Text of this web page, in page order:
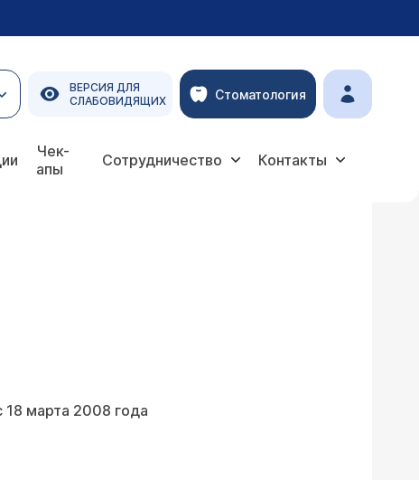
ВЕРСИЯ ДЛЯ
СЛАБОВИДЯЩИХ
Стоматология
Чек-
апы
Сотрудничество Контакты
18 марта 2008 года